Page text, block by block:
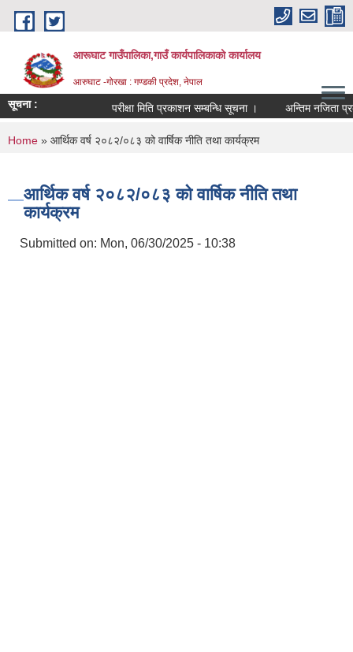
Skip to main content
आरूघाट गाउँपालिका,गाउँ कार्यपालिकाको कार्यालय
आरुघाट -गोरखा : गण्डकी प्रदेश, नेपाल
सूचना : परीक्षा मिति प्रकाशन सम्बन्धि सूचना । अन्तिम नजिता
You are here
Home » आर्थिक वर्ष २०८२/०८३ को वार्षिक नीति तथा कार्यक्रम
आर्थिक वर्ष २०८२/०८३ को वार्षिक नीति तथा
कार्यक्रम
Submitted on: Mon, 06/30/2025 - 10:38